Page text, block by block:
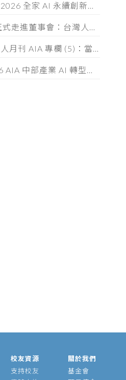
🚀【2026 全家 AI 永續創新大賞】徵件中！
AI 正式走進董事會：台灣人工智慧學校啟動董監事 AI 治理必修課
經理人月刊 AIA 專欄 (5)：當「小龍蝦」開始幫你整資料、發信件， 企業如何「分人、分技能、分層」授權
2026 AIA 中部產業 AI 轉型與落地應用論壇
校友資源
支持校友
關於我們
基金會